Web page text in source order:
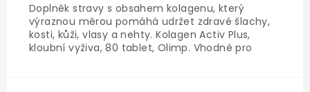
Doplněk stravy s obsahem kolagenu, který
výraznou měrou pomáhá udržet zdravé šlachy,
kosti, kůži, vlasy a nehty. Kolagen Activ Plus,
kloubní vyživa, 80 tablet, Olimp . Vhodné pro